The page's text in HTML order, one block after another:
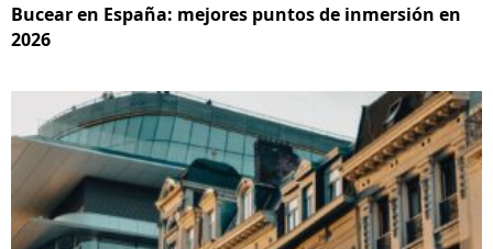
Bucear en España: mejores puntos de inmersión en
2026